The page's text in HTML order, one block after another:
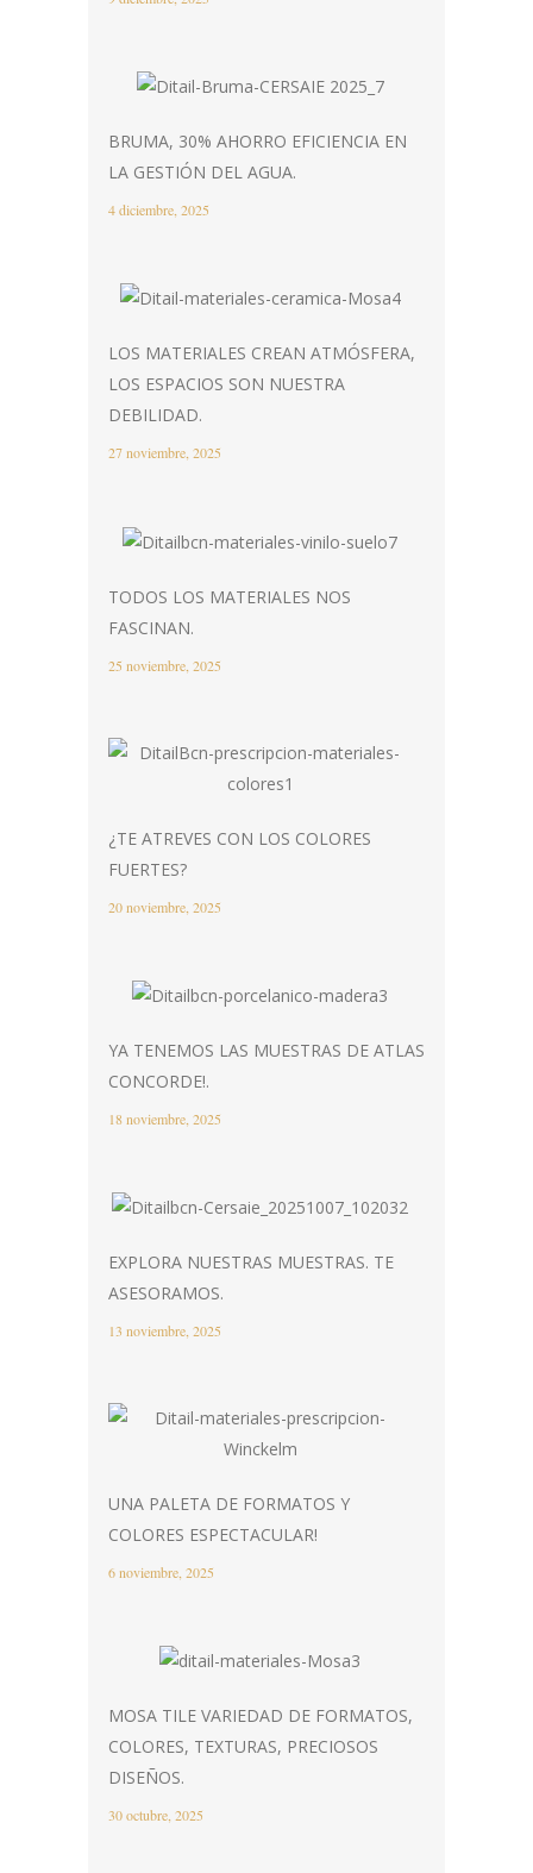
BRUMA, 30% AHORRO EFICIENCIA EN
LA GESTIÓN DEL AGUA.
4 diciembre, 2025
LOS MATERIALES CREAN ATMÓSFERA,
LOS ESPACIOS SON NUESTRA
DEBILIDAD.
27 noviembre, 2025
TODOS LOS MATERIALES NOS
FASCINAN.
25 noviembre, 2025
¿TE ATREVES CON LOS COLORES
FUERTES?
20 noviembre, 2025
YA TENEMOS LAS MUESTRAS DE ATLAS
CONCORDE!.
18 noviembre, 2025
EXPLORA NUESTRAS MUESTRAS. TE
ASESORAMOS.
13 noviembre, 2025
UNA PALETA DE FORMATOS Y
COLORES ESPECTACULAR!
6 noviembre, 2025
MOSA TILE VARIEDAD DE FORMATOS,
COLORES, TEXTURAS, PRECIOSOS
DISEÑOS.
30 octubre, 2025